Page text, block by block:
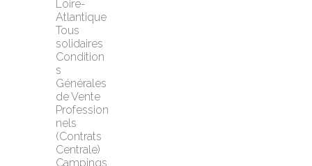
Loire-
Atlantique
Tous
solidaires
Condition
s
Générales
de Vente
Profession
nels
(Contrats
Centrale)
Campings